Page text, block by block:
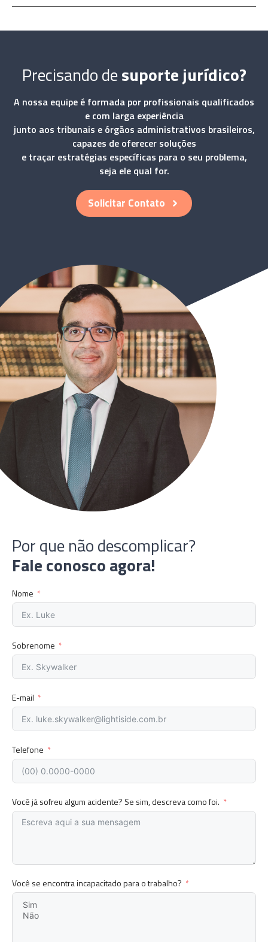
Precisando desuporte jurídico?
A nossa equipe é formada por profissionais qualificados
e com larga experiência
junto aos tribunais e órgãos administrativos brasileiros,
capazes de oferecer soluções
e traçar estratégias específicas para o seu problema,
seja ele qual for.
Solicitar Contato
Por que não descomplicar?
Fale conosco agora!
Nome
Sobrenome
E-mail
Telefone
Você já sofreu algum acidente? Se sim, descreva como foi.
Você se encontra incapacitado para o trabalho?